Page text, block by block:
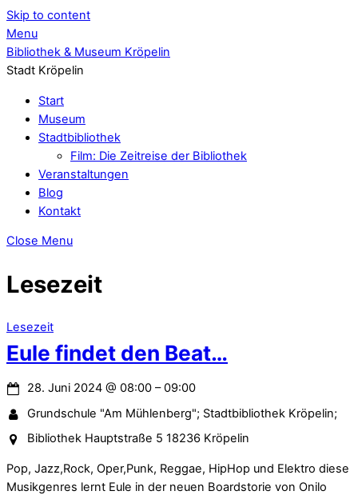
Skip to content
Menu
Bibliothek & Museum Kröpelin
Stadt Kröpelin
Start
Museum
Stadtbibliothek
Film: Die Zeitreise der Bibliothek
Veranstaltungen
Blog
Kontakt
Close Menu
Lesezeit
Lesezeit
Eule findet den Beat…
28. Juni 2024 @08:00 –09:00
Grundschule "Am Mühlenberg"; Stadtbibliothek Kröpelin;
Bibliothek Hauptstraße 5 18236 Kröpelin
Pop, Jazz,Rock, Oper,Punk, Reggae, HipHop und Elektro diese
Musikgenres lernt Eule in der neuen Boardstorie von Onilo